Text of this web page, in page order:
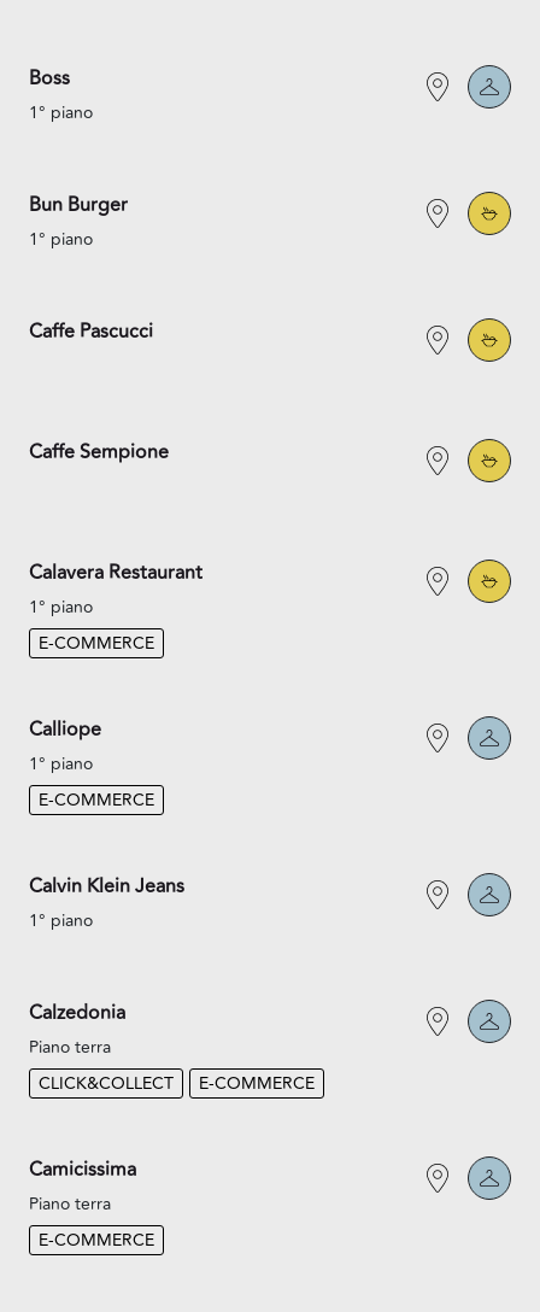
Boss
1° piano
Bun Burger
1° piano
Caffe Pascucci
Caffe Sempione
Calavera Restaurant
1° piano
E-COMMERCE
Calliope
1° piano
E-COMMERCE
Calvin Klein Jeans
1° piano
Calzedonia
Piano terra
CLICK&COLLECT
E-COMMERCE
Camicissima
Piano terra
E-COMMERCE